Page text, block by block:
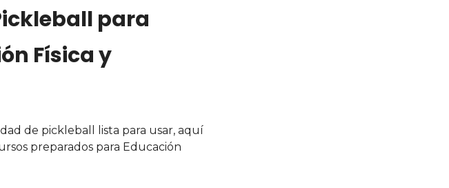
para
Física y
de pickleball lista para usar, aquí
preparados para Educación